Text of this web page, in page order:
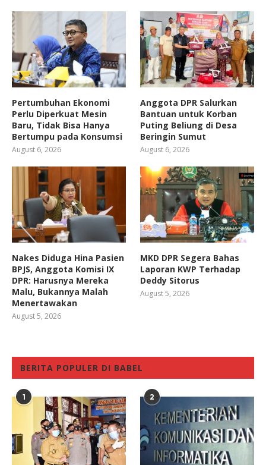
Pertumbuhan Ekonomi
Perlu Diperkuat Mesin
Baru, Tidak Bisa Hanya
Bertumpu pada Konsumsi
August 6, 2026
Anggota DPR Salurkan
Bantuan untuk Korban
Puting Beliung di Desa
Beringin Sumut
August 6, 2026
Nakes Diduga Hina Pasien
BPJS, Anggota Komisi IX
DPR: Harusnya Mereka
Malu, Bukannya Malah
Menertawakan
August 5, 2026
MKD DPR Segera Bahas
Laporan KWP Terhadap
Deddy Sitorus
August 5, 2026
BERITA POPULER DI BABEL
1 2